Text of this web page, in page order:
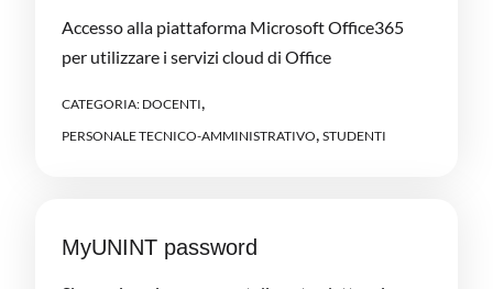
Accesso alla piattaforma Microsoft Office365
per utilizzare i servizi cloud di Office
CATEGORIA: DOCENTI,
PERSONALE TECNICO-AMMINISTRATIVO, STUDENTI
MyUNINT password